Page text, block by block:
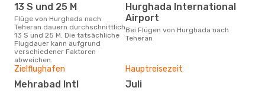
13 S und 25 M
Flüge von Hurghada nach
Teheran dauern durchschnittlich
13 S und 25 M. Die tatsächliche
Flugdauer kann aufgrund
verschiedener Faktoren
abweichen.
Hurghada International
Airport
Bei Flügen von Hurghada nach
Teheran
Zielflughafen
Mehrabad Intl
Hauptreisezeit
Juli